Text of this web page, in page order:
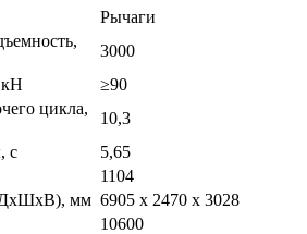
Рычаги
3000
кН
≥90
цикла,
10,3
с
5,65
1104
мм 6905 x 2470 x 3028
10600